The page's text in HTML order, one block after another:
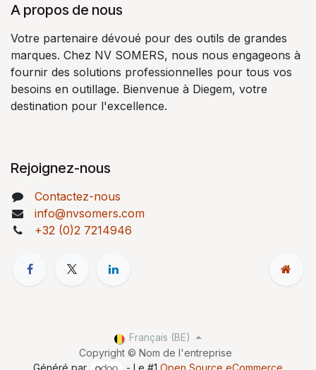
A propos de nous
Votre partenaire dévoué pour des outils de grandes
marques. Chez NV SOMERS, nous nous engageons à
fournir des solutions professionnelles pour tous vos
besoins en outillage. Bienvenue à Diegem, votre
destination pour l'excellence.
Rejoignez-nous
Contactez-nous
info@nvsomers.com
+32 (0)2 7214946
Copyright © Nom de l'entreprise
Français (BE)